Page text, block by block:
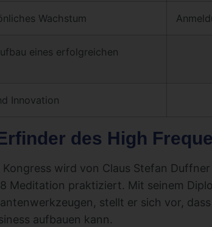
Wachstum
eines erfolgreichen
Innovation
des High
wird von Claus Stefan
Meditation praktiziert. Mit seinem
stellt er sich vor,
aufbauen kann.